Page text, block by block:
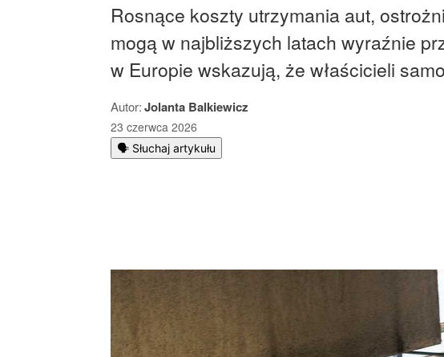
Rosnące koszty utrzymania aut,
mogą w najbliższych latach wyraźnie
w Europie wskazują, że właścicieli
Autor:Jolanta Balkiewicz
23 czerwca 2026
🗣️ Słuchaj artykułu